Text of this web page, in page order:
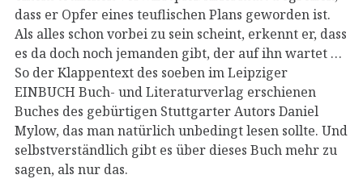
dass er Opfer eines teuflischen Plans geworden ist.
Als alles schon vorbei zu sein scheint, erkennt er, dass
es da doch noch jemanden gibt, der auf ihn wartet …
So der Klappentext des soeben im Leipziger
EINBUCH Buch- und Literaturverlag erschienen
Buches des gebürtigen Stuttgarter Autors Daniel
Mylow, das man natürlich unbedingt lesen sollte. Und
selbstverständlich gibt es über dieses Buch mehr zu
sagen, als nur das.